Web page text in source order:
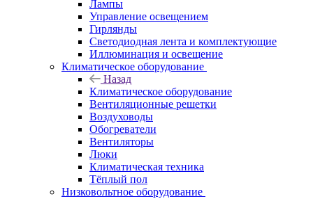
Лампы
Управление освещением
Гирлянды
Светодиодная лента и комплектующие
Иллюминация и освещение
Климатическое оборудование
Назад
Климатическое оборудование
Вентиляционные решетки
Воздуховоды
Обогреватели
Вентиляторы
Люки
Климатическая техника
Тёплый пол
Низковольтное оборудование